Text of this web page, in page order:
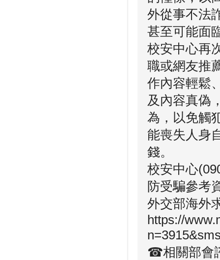
外從事不法
甚至可能面
校安中心再
職或網友推
作內容輕鬆
及內容真偽
為，以免觸
能喪失人身
錢。
校安中心
防受騙參考
外交部海外
https://
☎相關部會